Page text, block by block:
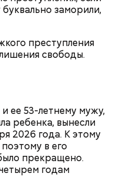
заморили,
преступления
свободы.
ее 53-летнему мужу,
ребенка, вынесли
2026 года. К этому
в его
прекращено.
годам
его девушка.
магазине. 13
дихлорэтан в
что Миссюра
в
его 18-летнего
как именно
спрятал оружие, из